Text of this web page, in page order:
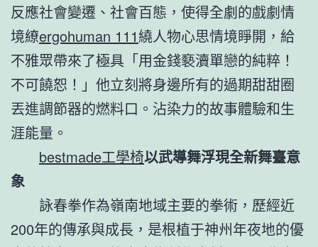
反應社會變遷、社會百態，使得全劇的戲劇情
境繚ergohuman 111繞人物心思情境睜開，給
不雅眾帶來了極具「用金錢褻瀆單戀的純粹！
不可饒恕！」他立刻將身邊所有的過期甜甜圈
丟進調節器的燃料口。沾染力的故事體驗和生
涯能量。
bestmade工學椅以武導舞浮現全新舞臺意
象
詠春拳作為嶺南地域主要的拳術，歷經近
200年的傳承與成長，是根植于神州年夜地的優